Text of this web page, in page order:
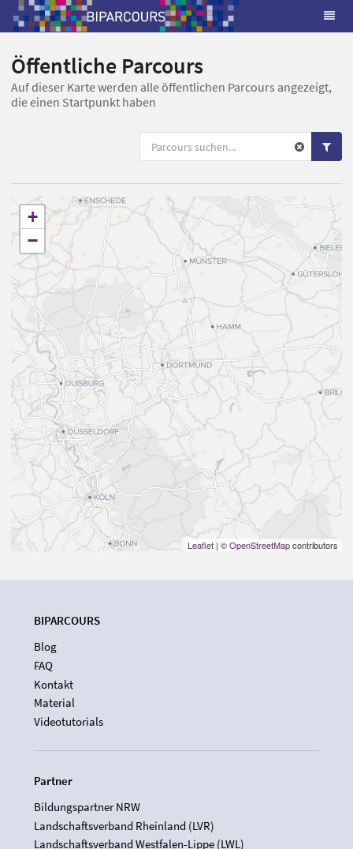
Öffentliche Parcours
Auf dieser Karte werden alle öffentlichen Parcours angezeigt,
die einen Startpunkt haben
+
−
Leaflet | ©OpenStreetMapcontributors
BIPARCOURS
Blog
FAQ
Kontakt
Material
Videotutorials
Partner
Bildungspartner NRW
Landschaftsverband Rheinland (LVR)
Landschaftsverband Westfalen-Lippe (LWL)